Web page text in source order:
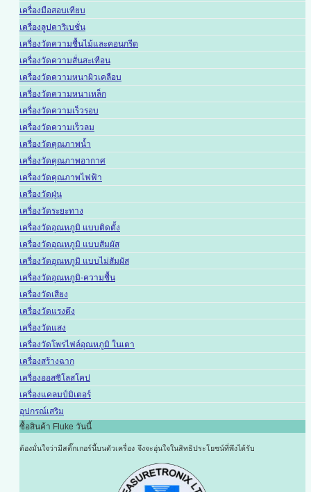
เครื่องมือสอบเทียบ
เครื่องลูปคาริเบชั่น
เครื่องวัดความชื้นไม้และคอนกรีต
เครื่องวัดความสั่นสะเทือน
เครื่องวัดความหนาผิวเคลือบ
เครื่องวัดความหนาเหล็ก
เครื่องวัดความเร็วรอบ
เครื่องวัดความเร็วลม
เครื่องวัดคุณภาพน้ำ
เครื่องวัดคุณภาพอากาศ
เครื่องวัดคุณภาพไฟฟ้า
เครื่องวัดฝุ่น
เครื่องวัดระยะทาง
เครื่องวัดอุณหภูมิ แบบติดตั้ง
เครื่องวัดอุณหภูมิ แบบสัมผัส
เครื่องวัดอุณหภูมิ แบบไม่สัมผัส
เครื่องวัดอุณหภูมิ-ความชื้น
เครื่องวัดเสียง
เครื่องวัดแรงดึง
เครื่องวัดแสง
เครื่องวัดโพรไฟล์อุณหภูมิ ในเตา
เครื่องสร้างฉาก
เครื่องออสซิโลสโคป
เครื่องแคลมป์มิเตอร์
อุปกรณ์เสริม
ซื้อสินค้า Fluke วันนี้
ต้องมั่นใจว่ามีสติ๊กเกอร์นี้บนตัวเครื่อง จึงจะอุ่นใจในสิทธิประโยชน์ที่พึงได้รับ